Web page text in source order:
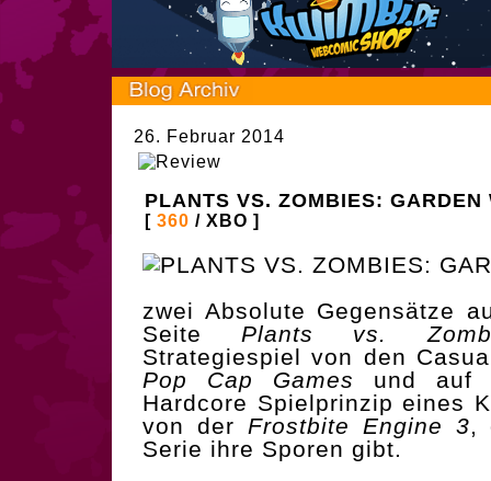
26. Februar 2014
PLANTS VS. ZOMBIES: GARDEN
[ 360 / XBO ]
zwei Absolute Gegensätze
Seite Plants vs.
Strategiespiel von den
Pop Cap Games und auf
Hardcore Spielprinzip eines
von der Frostbite Engine 3,
Serie ihre Sporen gibt.